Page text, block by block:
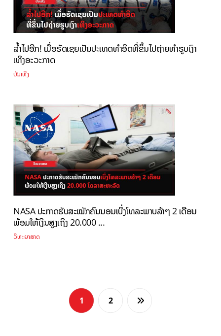
ລ້ຳໄປອີກ! ເມື່ອຣັດເຊຍເປັນປະເທດທຳອິດທີ່ຂຶ້ນໄປຖ່າຍທຳຮູບເງົາ
ເທິງອະວະກາດ
ບັນເທີງ
NASA ປະກາດຮັບສະໝັກຄົນນອນເບິ່ງໂທລະພາບລ້າໆ 2 ເດືອນ
ພ້ອມໃຫ້ເງິນສູງເຖິງ 20.000 ...
ວິທະຍາສາດ
1 2